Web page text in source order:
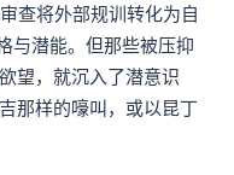
与潜能。但那些被压抑
望，就沉入了潜意识
那样的嚎叫，或以昆丁